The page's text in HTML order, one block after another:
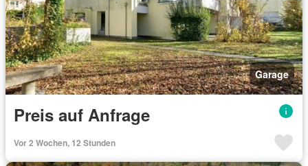
Garage
Preis auf Anfrage
Vor 2 Wochen, 12 Stunden